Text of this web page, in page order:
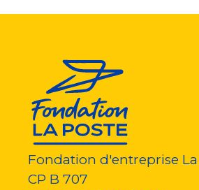
Fondation d'entreprise La
CP B 707